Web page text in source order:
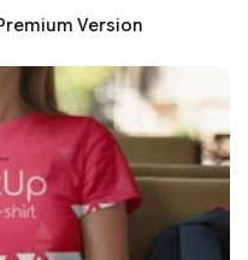
Version